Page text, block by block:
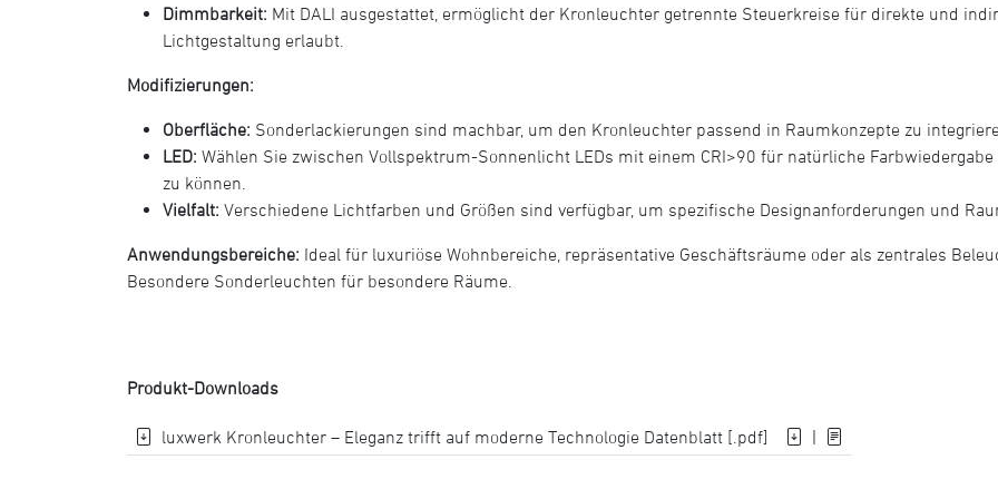
Dimmbarkeit: Mit DALI ausgestattet, ermöglicht der Kronleuchter getrennte Steuerkreise für direkte und
Lichtgestaltung erlaubt.
Modifizierungen:
Oberfläche: Sonderlackierungen sind machbar, um den Kronleuchter passend in Raumkonzepte zu
LED: Wählen Sie zwischen Vollspektrum-Sonnenlicht LEDs mit einem CRI>90 für natürliche
zu können.
Vielfalt: Verschiedene Lichtfarben und Größen sind verfügbar, um spezifische Designanforderungen und
Anwendungsbereiche: Ideal für luxuriöse Wohnbereiche, repräsentative Geschäftsräume oder als zentrales
Besondere Sonderleuchten für besondere Räume.
Produkt-Downloads
luxwerk Kronleuchter – Eleganz trifft auf moderne Technologie Datenblatt [.pdf] |